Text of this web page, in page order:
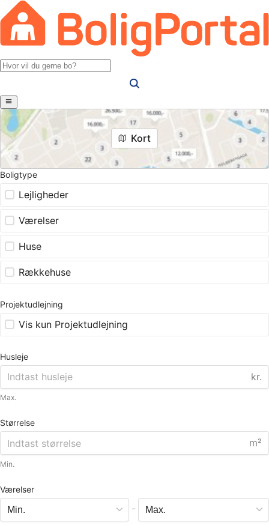
Kort
Boligtype
Lejligheder
Værelser
Huse
Rækkehuse
Projektudlejning
Vis kun Projektudlejning
Husleje
kr.
Max.
Størrelse
m²
Min.
Værelser
-